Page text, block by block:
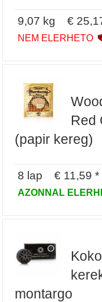
9,07 kg €
NEM ELERHETO
Red
(papir kereg)
8 lap € 11,59 *
AZONNAL
montargo